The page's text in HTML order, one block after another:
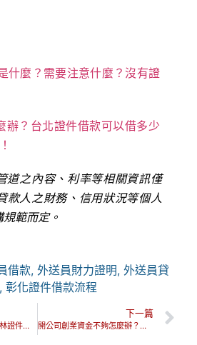
什麼？需要注意什麼？沒有證
辦？台北證件借款可以借多少
道之內容、利率等相關資訊僅
款人之財務、信用狀況等個人
範而定。
借款,外送員財力證明,外送員貸
,彰化證件借款流程
沒錢繳帳單怎麼辦？雲林證件借款推薦3步驟，解決你的財務危機！
下一篇
開公司創業資金不夠怎麼辦？創業前推薦先瞭解這3大補助＆規劃！